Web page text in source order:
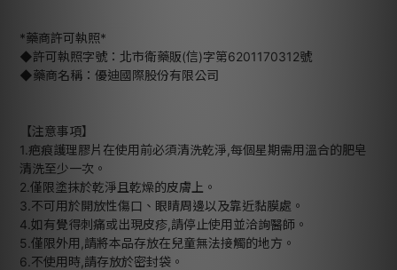
*藥商許可執照*
◆許可執照字號：北市衛藥販(信)字第6201170312號
◆藥商名稱：優迪國際股份有限公司
【注意事項】
1.疤痕護理膠片在使用前必須清洗乾淨,每個星期需用溫合的肥皂
清洗至少一次。
2.僅限塗抹於乾淨且乾燥的皮膚上。
3.不可用於開放性傷口、眼睛周邊以及靠近黏膜處。
4.如有覺得刺痛或出現皮疹,請停止使用並洽詢醫師。
5.僅限外用,請將本品存放在兒童無法接觸的地方。
6.不使用時,請存放於密封袋。